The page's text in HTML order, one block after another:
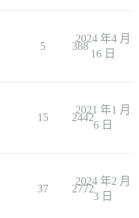
5 388
2024 年4 月
16 日
15 2442
2021 年1 月
6 日
37 2772
2024 年2 月
3 日